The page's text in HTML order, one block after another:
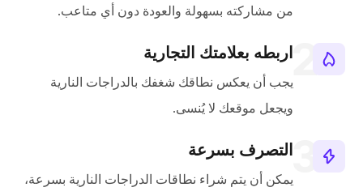
من مشاركته بسهولة والعودة دون أي متاعب.
اربطه بعلامتك التجارية
يجب أن يعكس نطاقك شغفك بالدراجات النارية
ويجعل موقعك لا يُنسى.
التصرف بسرعة
يمكن أن يتم شراء نطاقات الدراجات النارية بسرعة،